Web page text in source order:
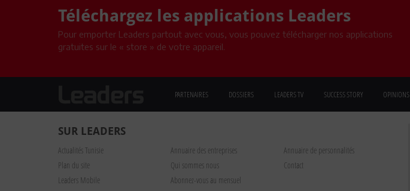
Téléchargez les applications Leaders
Pour emporter Leaders partout avec vous, vous pouvez télécharger nos applications
gratuites sur le « store » de votre appareil.
PARTENAIRES DOSSIERS LEADERS TV SUCCESS STORY OPINIONS
SUR LEADERS
Actualités Tunisie Annuaire des entreprises
Annuaire de personnalités
Plan du site
Qui sommes nous
Contact
Leaders Mobile
Abonnez-vous au mensuel